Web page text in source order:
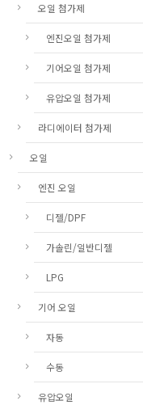
오일 첨가제
엔진오일 첨가제
기어오일 첨가제
유압오일 첨가제
라디에이터 첨가제
오일
엔진 오일
디젤/DPF
가솔린/일반디젤
LPG
기어 오일
자동
수동
유압오일